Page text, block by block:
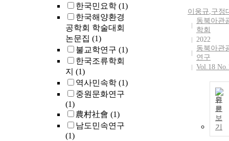
한국민요학 (1)
한국해양환경
공학회 학술대회
논문집 (1)
불교학연구 (1)
한국조류학회
지 (1)
역사민속학 (1)
중원문화연구
(1)
農村社會 (1)
남도민속연구
(1)
이웅규,구정
동북아관
학회
2022
동북아관
연구
Vol.18
원
문
보
기